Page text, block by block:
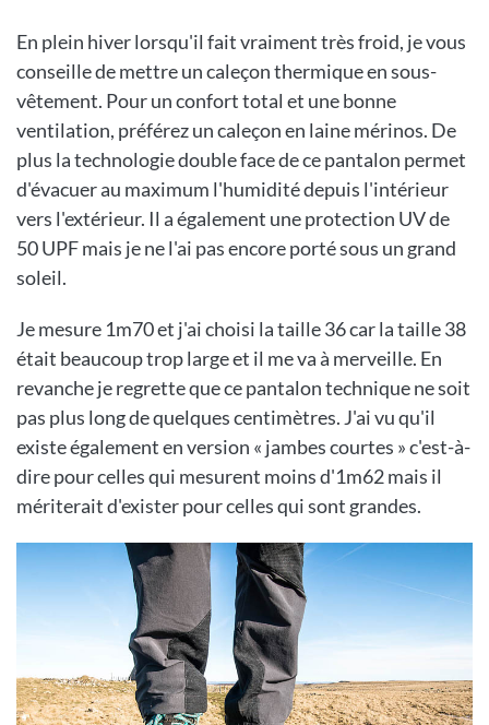
En plein hiver lorsqu'il fait vraiment très froid, je vous
conseille de mettre un caleçon thermique en sous-
vêtement. Pour un confort total et une bonne
ventilation, préférez un caleçon en laine mérinos. De
plus la technologie double face de ce pantalon permet
d'évacuer au maximum l'humidité depuis l'intérieur
vers l'extérieur. Il a également une protection UV de
50 UPF mais je ne l'ai pas encore porté sous un grand
soleil.
Je mesure 1m70 et j'ai choisi la taille 36 car la taille 38
était beaucoup trop large et il me va à merveille. En
revanche je regrette que ce pantalon technique ne soit
pas plus long de quelques centimètres. J'ai vu qu'il
existe également en version « jambes courtes » c'est-à-
dire pour celles qui mesurent moins d'1m62 mais il
mériterait d'exister pour celles qui sont grandes.